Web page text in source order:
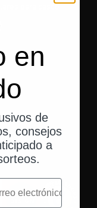
para casco
en
de
consejos
a